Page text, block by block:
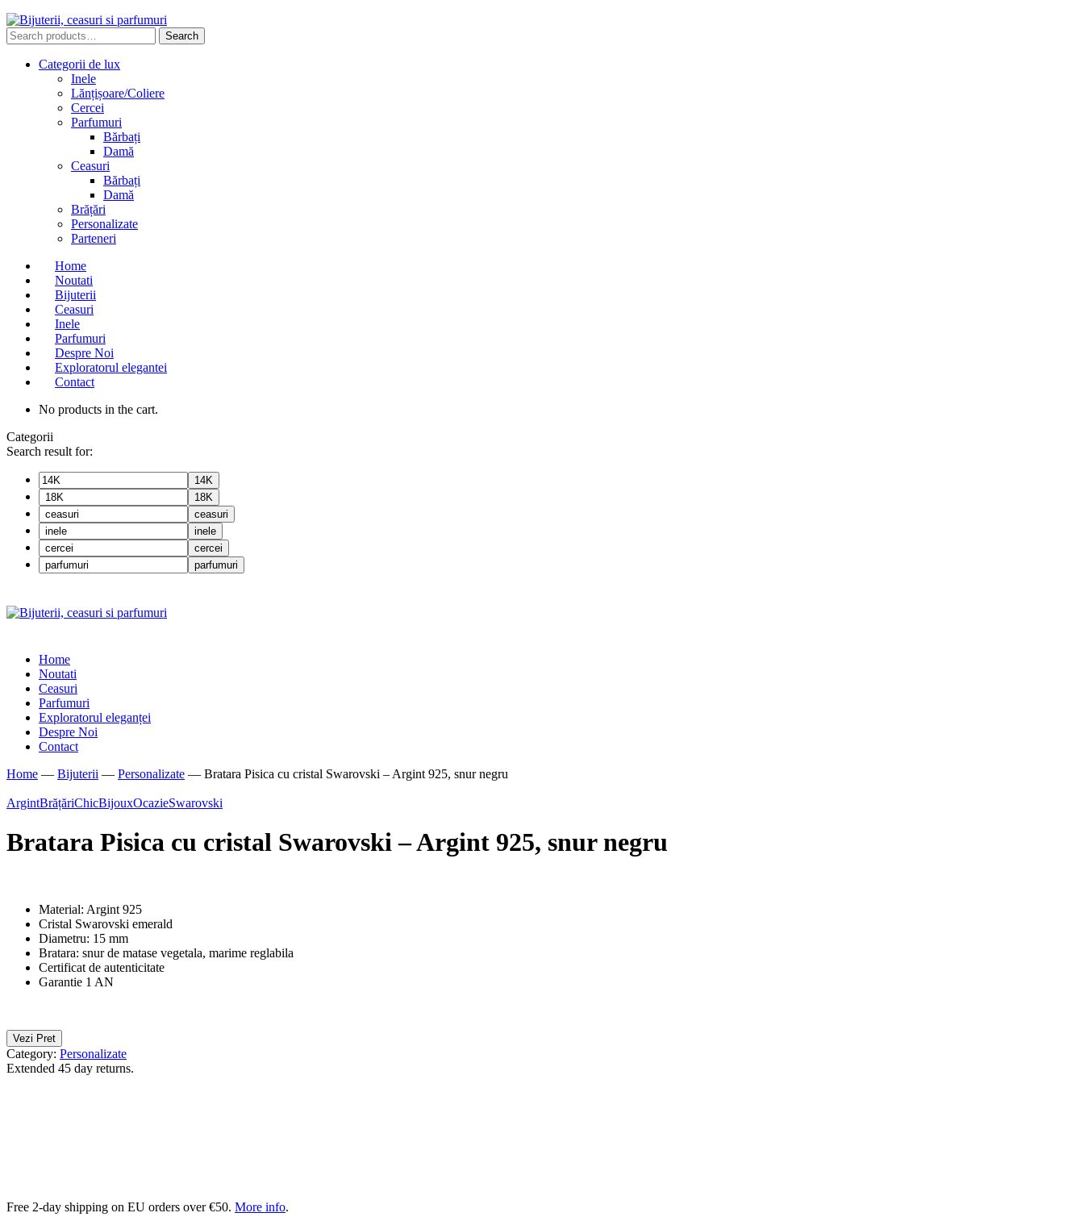
Search
for:
Search
Categorii de lux
Inele
Lănțișoare/Coliere
Cercei
Parfumuri
Bărbați
Damă
Ceasuri
Bărbați
Damă
Brățări
Personalizate
Parteneri
Home
Noutati
Bijuterii
Ceasuri
Inele
Parfumuri
Despre Noi
Exploratorul elegantei
Contact
No products in the cart.
Categorii
Search result for:
14K
18K
ceasuri
inele
cercei
parfumuri
Home
Noutati
Ceasuri
Parfumuri
Exploratorul eleganței
Despre Noi
Contact
Home — Bijuterii — Personalizate — Bratara Pisica cu cristal Swarovski – Argint 925, snur negru
ArgintBrățăriChicBijouxOcazieSwarovski
Bratara Pisica cu cristal Swarovski – Argint 925, snur negru
Material: Argint 925
Cristal Swarovski emerald
Diametru: 15 mm
Bratara: snur de matase vegetala, marime reglabila
Certificat de autenticitate
Garantie 1 AN
Vezi Pret
Category: Personalizate
Extended 45 day returns.
Free 2-day shipping on EU orders over €50. More info.